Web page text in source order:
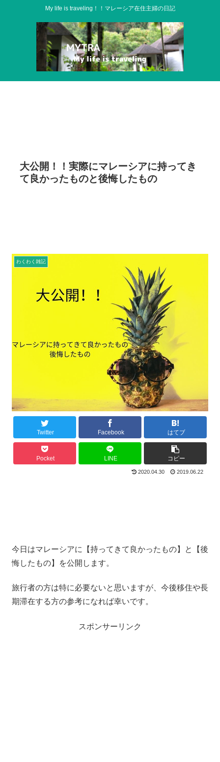
My life is traveling！！マレーシア在住主婦の日記
大公開！！実際にマレーシアに持ってき
て良かったものと後悔したもの
わくわく雑記
Twitter Facebook はてブ
Pocket LINE コピー
2020.04.30 2019.06.22
今日はマレーシアに【持ってきて良かったもの】と【後
悔したもの】を公開します。
旅行者の方は特に必要ないと思いますが、今後移住や長
期滞在する方の参考になれば幸いです。
スポンサーリンク